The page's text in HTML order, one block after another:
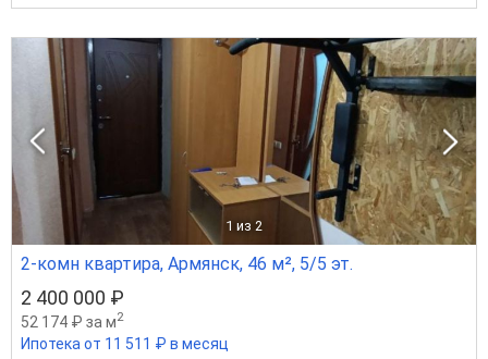
1 из 2
2-комн квартира, Армянск, 46 м², 5/5 эт.
2 400 000 ₽
52 174 ₽ за м2
Ипотека от 11 511 ₽ в месяц